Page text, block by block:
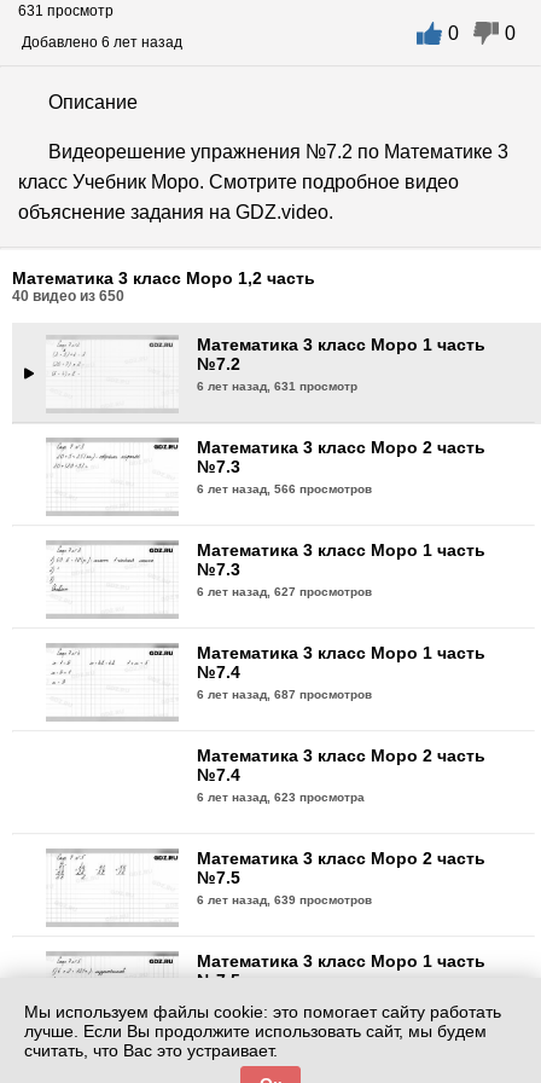
631 просмотр
Добавлено 6 лет назад
0 0
Описание
Видеорешение упражнения №7.2 по Математике 3
класс Учебник Моро. Смотрите подробное видео
объяснение задания на GDZ.video.
Математика 3 класс Моро 1,2 часть
40 видео из 650
Математика 3 класс Моро 2 часть
№7.1
6 лет назад,633 просмотра
6 лет назад,638 просмотров
Математика 3 класс Моро 1 часть
№7.2
6 лет назад,631 просмотр
Математика 3 класс Моро 2 часть
№7.3
6 лет назад,566 просмотров
Математика 3 класс Моро 1 часть
№7.3
6 лет назад,627 просмотров
Математика 3 класс Моро 1 часть
№7.4
6 лет назад,687 просмотров
Математика 3 класс Моро 2 часть
№7.4
6 лет назад,623 просмотра
Математика 3 класс Моро 2 часть
№7.5
6 лет назад,639 просмотров
Математика 3 класс Моро 1 часть
№7.5
Математика 3 класс Моро 1 часть
Мы используем файлы cookie: это помогает сайту работать
лучше. Если Вы продолжите использовать сайт, мы будем
считать, что Вас это устраивает.